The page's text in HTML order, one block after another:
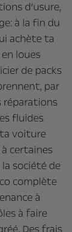
d’usure,
à la fin du
achète ta
loues
de packs
par
réparations
fluides
voiture
certaines
société de
complète
à
à faire
Des frais